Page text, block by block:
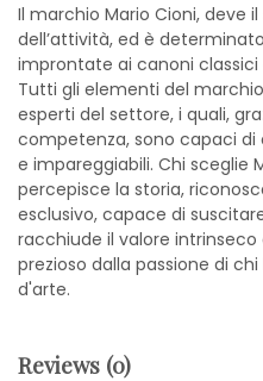
Il marchio Mario Cioni, deve
dell’attività, ed è
improntate ai canoni classici
Tutti gli elementi del
esperti del settore, i quali,
competenza, sono capaci
e impareggiabili. Chi sceglie
percepisce la storia,
esclusivo, capace di
racchiude il valore intrinseco
prezioso dalla passione di
d'arte.
Reviews (0)